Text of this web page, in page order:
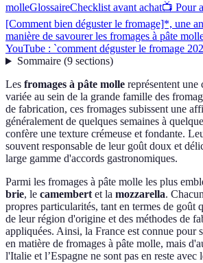
molleGlossaireChecklist avant achat📺 Pour
[Comment bien déguster le fromage]*, une
manière de savourer les fromages à pâte
YouTube : `comment déguster le fromage
Sommaire(9 sections)
Les fromages à pâte molle représentent une
variée au sein de la grande famille des
de fabrication, ces fromages subissent une
généralement de quelques semaines à
confère une texture crémeuse et fondante.
souvent responsable de leur goût doux et
large gamme d'accords gastronomiques.
Parmi les fromages à pâte molle les plus
brie, le camembertet la mozzarella.
propres particularités, tant en termes de goût
de leur région d'origine et des méthodes de
appliquées. Ainsi, la France est connue pour
en matière de fromages à pâte molle, mais
l'Italie et l’Espagne ne sont pas en reste avec